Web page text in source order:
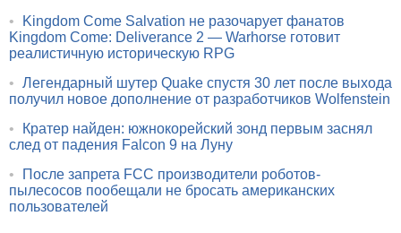
•
Kingdom Come Salvation не разочарует фанатов
Kingdom Come: Deliverance 2 — Warhorse готовит
реалистичную историческую RPG
• Легендарный шутер Quake спустя 30 лет после выхода
получил новое дополнение от разработчиков Wolfenstein
•
Кратер найден: южнокорейский зонд первым заснял
след от падения Falcon 9 на Луну
•
После запрета FCC производители роботов-
пылесосов пообещали не бросать американских
пользователей